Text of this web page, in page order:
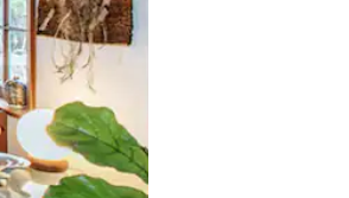
e deslizando o dedo na tela.